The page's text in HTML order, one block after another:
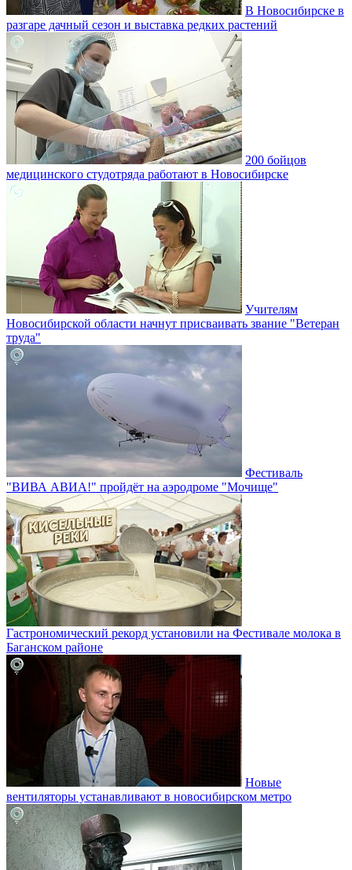
В Новосибирске в
разгаре дачный сезон и выставка редких растений
200 бойцов
медицинского студотряда работают в Новосибирске
Учителям
Новосибирской области начнут присваивать звание "Ветеран
труда"
Фестиваль
"ВИВА АВИА!" пройдёт на аэродроме "Мочище"
Гастрономический рекорд установили на Фестивале молока в
Баганском районе
Новые
вентиляторы устанавливают в новосибирском метро